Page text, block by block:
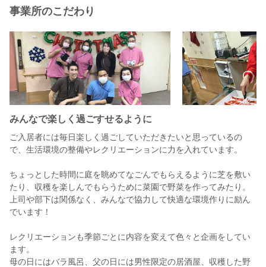
事業所のこだわり
みんなで楽しく過ごすせるように
ご入居者には毎日楽しく過ごしていただきたいと思っているの
で、生活環境の整備やレクリエーションに力を入れています。
ちょっとした時間に庭を眺めてなごんでもらえるように芝を敷い
たり、収穫を楽しんでもらうために菜園で野菜を作ってみたり。
上司や部下は関係なく、みんなで協力して快適な環境作りに励ん
でいます！
レクリエーションも季節ごとに内容を変えて色々と企画をしてい
ます。
母の日にはバラ風呂、父の日には男性限定の居酒屋、収穫した野